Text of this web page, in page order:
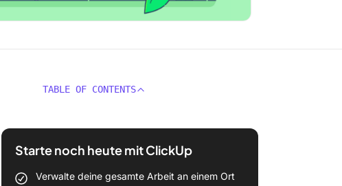
TABLE OF CONTENTS
Starte noch heute mit ClickUp
Verwalte deine gesamte Arbeit an einem Ort